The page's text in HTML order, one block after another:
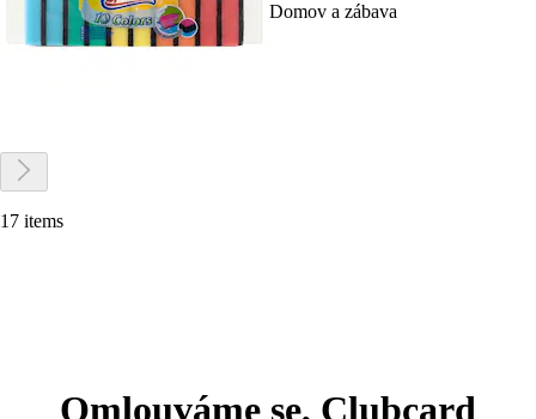
Domov a zábava
17 items
Omlouváme se, Clubcard